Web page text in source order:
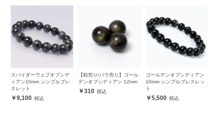
スパイダーウェブオブシデ
ィアン10mm シンプルブレ
スレット
9,100
【粒売り/バラ売り】ゴール
デンオブシディアン 12mm
310
ゴールデンオブシディアン
10mm シンプルブレスレッ
ト
5,500